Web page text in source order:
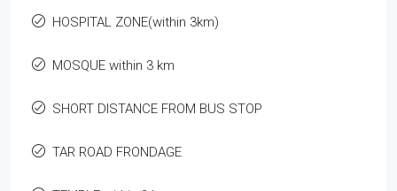
HOSPITAL ZONE(within 3km)
MOSQUE within 3 km
SHORT DISTANCE FROM BUS STOP
TAR ROAD FRONDAGE